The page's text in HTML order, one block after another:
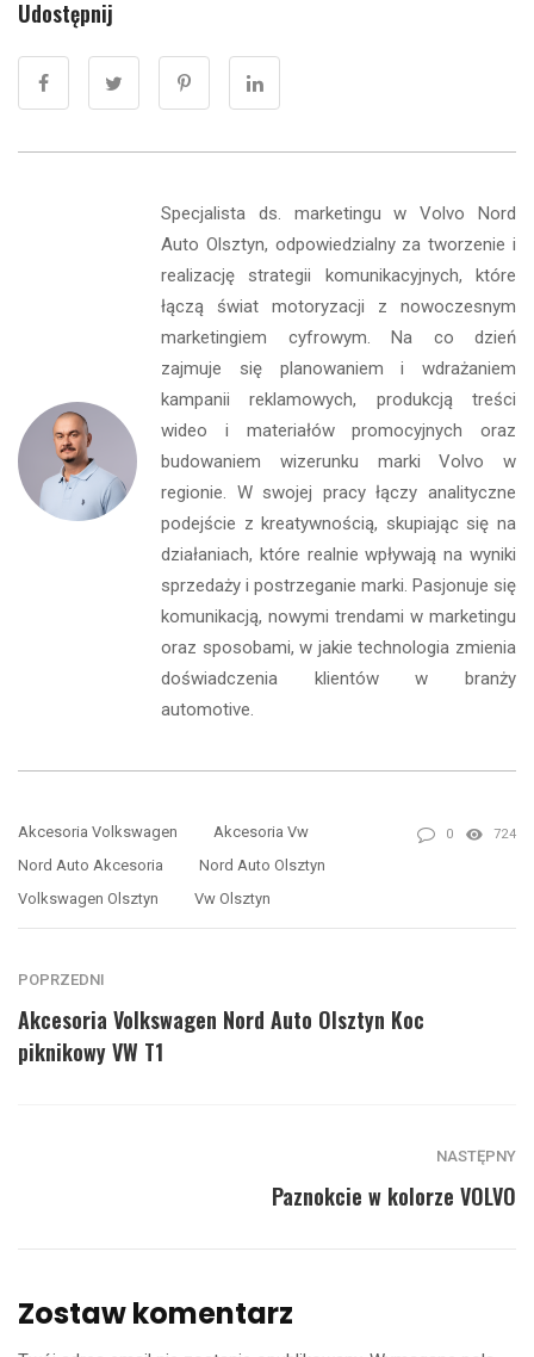
Udostępnij
Specjalista ds. marketingu w Volvo Nord
Auto Olsztyn, odpowiedzialny za tworzenie i
realizację strategii komunikacyjnych, które
łączą świat motoryzacji z nowoczesnym
marketingiem cyfrowym. Na co dzień
zajmuje się planowaniem i wdrażaniem
kampanii reklamowych, produkcją treści
wideo i materiałów promocyjnych oraz
budowaniem wizerunku marki Volvo w
regionie. W swojej pracy łączy analityczne
podejście z kreatywnością, skupiając się na
działaniach, które realnie wpływają na wyniki
sprzedaży i postrzeganie marki. Pasjonuje się
komunikacją, nowymi trendami w marketingu
oraz sposobami, w jakie technologia zmienia
doświadczenia klientów w branży
automotive.
Akcesoria Volkswagen
Akcesoria Vw
Nord Auto Akcesoria
Nord Auto Olsztyn
Volkswagen Olsztyn
Vw Olsztyn
0 724
POPRZEDNI
Akcesoria Volkswagen Nord Auto Olsztyn Koc
piknikowy VW T1
NASTĘPNY
Paznokcie w kolorze VOLVO
Zostaw komentarz